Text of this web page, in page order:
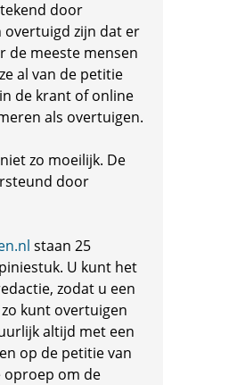
door
overtuigd zijn dat er
de meeste mensen
al van de petitie
de krant of online
als overtuigen.
zo moeilijk. De
door
staan 25
U kunt het
zodat u een
kunt overtuigen
altijd met een
op de petitie van
oproep om de